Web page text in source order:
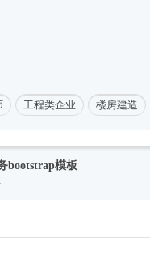
工程类企业 楼房建造
bootstrap模板